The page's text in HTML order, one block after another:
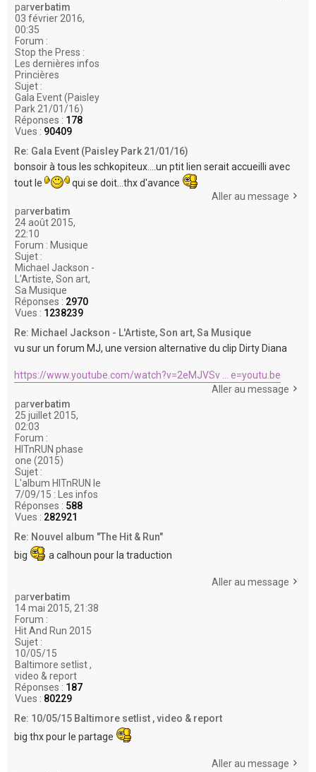
parverbatim
03 février 2016,
00:35
Forum :
Stop the Press :
Les dernières infos
Princières
Sujet :
Gala Event (Paisley
Park 21/01/16)
Réponses : 178
Vues : 90409
Re: Gala Event (Paisley Park 21/01/16)
bonsoir à tous les schkopiteux....un ptit lien serait accueilli avec
tout le
qui se doit...thx d'avance
Aller au message
parverbatim
24 août 2015,
22:10
Forum : Musique
Sujet :
Michael Jackson -
L'Artiste, Son art,
Sa Musique
Réponses : 2970
Vues : 1238239
Re: Michael Jackson - L'Artiste, Son art, Sa Musique
vu sur un forum MJ, une version alternative du clip Dirty Diana
https://www.youtube.com/watch?v=2eMJVSv ... e=youtu.be
Aller au message
parverbatim
25 juillet 2015,
02:03
Forum :
HITnRUN phase
one (2015)
Sujet :
L'album HITnRUN le
7/09/15 : Les infos
Réponses : 588
Vues : 282921
Re: Nouvel album "The Hit & Run"
big
a calhoun pour la traduction
Aller au message
parverbatim
14 mai 2015, 21:38
Forum :
Hit And Run 2015
Sujet :
10/05/15
Baltimore setlist ,
video & report
Réponses : 187
Vues : 80229
Re: 10/05/15 Baltimore setlist , video & report
big thx pour le partage
Aller au message